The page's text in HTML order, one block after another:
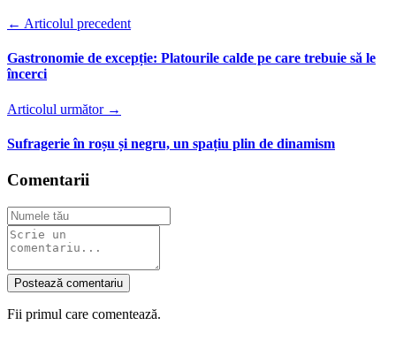
← Articolul precedent
Gastronomie de excepție: Platourile calde pe care trebuie să le
încerci
Articolul următor →
Sufragerie în roșu și negru, un spațiu plin de dinamism
Comentarii
Postează comentariu
Fii primul care comentează.